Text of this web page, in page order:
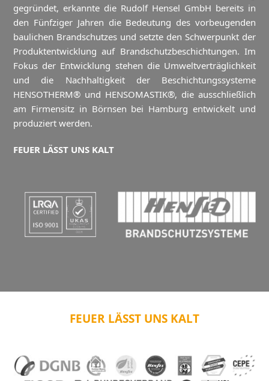
gegründet, erkannte die Rudolf Hensel GmbH bereits in
den Fünfziger Jahren die Bedeutung des vorbeugenden
baulichen Brandschutzes und setzte den Schwerpunkt der
Produktentwicklung auf Brandschutzbeschichtungen. Im
Fokus der Entwicklung stehen die Umweltverträglichkeit
und die Nachhaltigkeit der Beschichtungssysteme
HENSOTHERM® und HENSOMASTIK®, die ausschließlich
am Firmensitz in Börnsen bei Hamburg entwickelt und
produziert werden.
FEUER LÄSST UNS KALT
FEUER LÄSST UNS KALT